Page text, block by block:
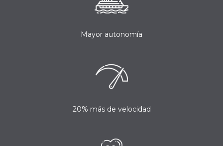
Mayor autonomía
20% más de velocidad